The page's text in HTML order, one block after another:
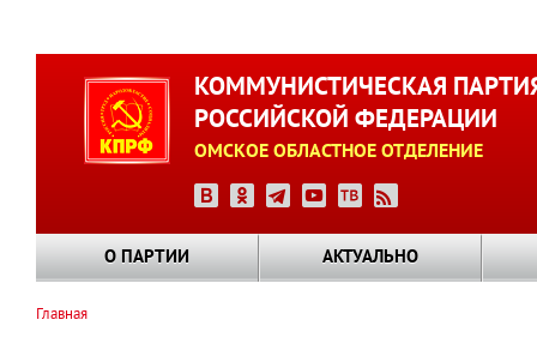
КОММУНИСТИЧЕСКАЯ
РОССИЙСКОЙ ФЕДЕРАЦИИ
ОМСКОЕ ОБЛАСТНОЕ ОТДЕЛЕНИЕ
О ПАРТИИ АКТУАЛЬНО
Главная